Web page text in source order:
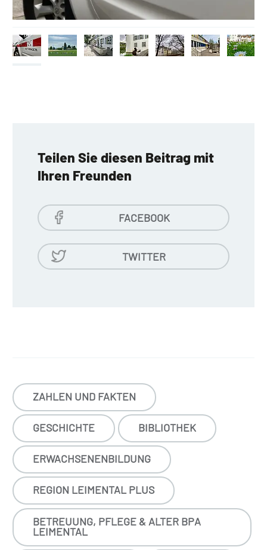
Teilen Sie diesen Beitrag mit
Ihren Freunden
FACEBOOK
TWITTER
ZAHLEN UND FAKTEN
GESCHICHTE BIBLIOTHEK
ERWACHSENENBILDUNG
REGION LEIMENTAL PLUS
BETREUUNG, PFLEGE & ALTER BPA
LEIMENTAL